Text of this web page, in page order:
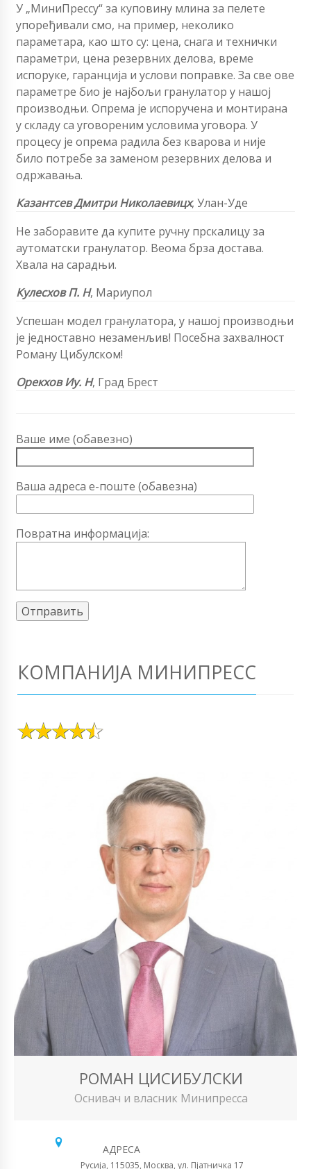
У „МиниПрессу“ за куповину млина за пелете
упоређивали смо, на пример, неколико
параметара, као што су: цена, снага и технички
параметри, цена резервних делова, време
испоруке, гаранција и услови поправке. За све ове
параметре био је најбољи гранулатор у нашој
производњи. Опрема је испоручена и монтирана
у складу са уговореним условима уговора. У
процесу је опрема радила без кварова и није
било потребе за заменом резервних делова и
одржавања.
Казантсев Дмитри Николаевицх, Улан-Уде
Не заборавите да купите ручну прскалицу за
аутоматски гранулатор. Веома брза достава.
Хвала на сарадњи.
Кулесхов П. Н, Мариупол
Успешан модел гранулатора, у нашој производњи
је једноставно незаменљив! Посебна захвалност
Роману Цибулском!
Орекхов Иу. Н, Град Брест
Ваше име (обавезно)
Ваша адреса е-поште (обавезна)
Повратна информација:
КОМПАНИЈА МИНИПРЕСС
РОМАН ЦИСИБУЛСКИ
Оснивач и власник Минипресса
АДРЕСА
Русија, 115035, Москва, ул. Пјатничка 17